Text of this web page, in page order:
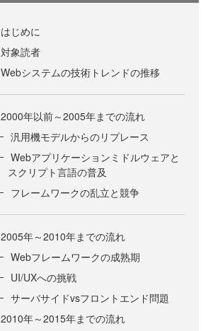
はじめに
対象読者
Webシステムの技術トレンドの推移
2000年以前～2005年までの流れ
汎用機モデルからのリプレース
Webアプリケーションミドルウェアと
スクリプト言語の普及
フレームワークの乱立と競争
2005年～2010年までの流れ
Webフレームワークの成熟期
UI/UXへの挑戦
サーバサイドvsフロントエンド問題
2010年～2015年までの流れ